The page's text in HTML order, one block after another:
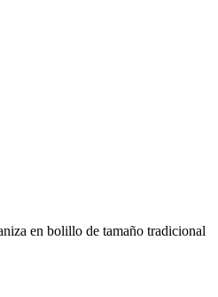
en bolillo de tamaño tradicional